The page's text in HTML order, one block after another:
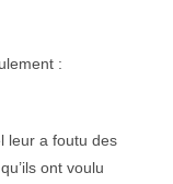
:
leur a foutu des
ont voulu